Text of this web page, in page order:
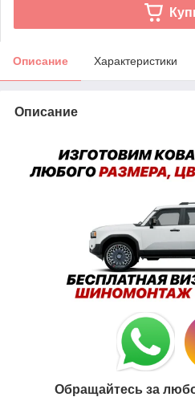
Описание Характеристики
Описание
Обращайтесь за